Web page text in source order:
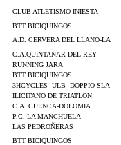
CLUB ATLETISMO INIESTA
BTT BICIQUINGOS
A.D. CERVERA DEL LLANO-LA
C.A.QUINTANAR DEL REY
RUNNING JARA
BTT BICIQUINGOS
3HCYCLES -ULB -DOPPIO SLA
ILICITANO DE TRIATLON
C.A. CUENCA-DOLOMIA
P.C. LA MANCHUELA
LAS PEDROÑERAS
BTT BICIQUINGOS